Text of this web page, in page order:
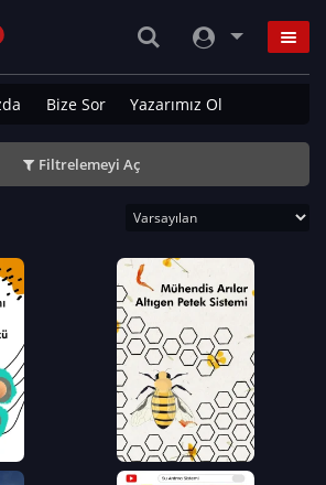
Bize Sor Yazarımız Ol
Filtrelemeyi Aç